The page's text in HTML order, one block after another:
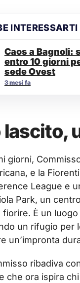
INTERESSARTI
Caos a Bagnoli:
entro 10 giorni
sede Ovest
3 mesi fa
lascito,
giorni,
e la
League e
Park, un
fiorire. È un
un rifugio per
un’impronta
ribadiva
che ora ispira